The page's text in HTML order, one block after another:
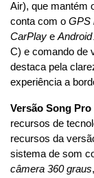
Air), que mantém
conta com o GPS
CarPlay e Android
C) e comando de
destaca pela
experiência a
Versão Song Pro
recursos de
recursos da
câmera 360 graus